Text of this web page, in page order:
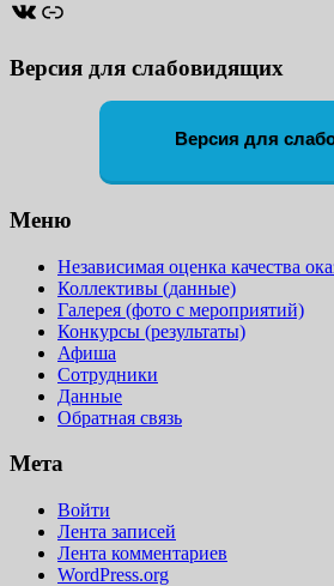
ВКонтакте
Ссылка
Версия для слабовидящих
Версия для
Меню
Независимая оценка качества
Коллективы (данные)
Галерея (фото с мероприятий)
Конкурсы (результаты)
Афиша
Сотрудники
Данные
Обратная связь
Мета
Войти
Лента записей
Лента комментариев
WordPress.org